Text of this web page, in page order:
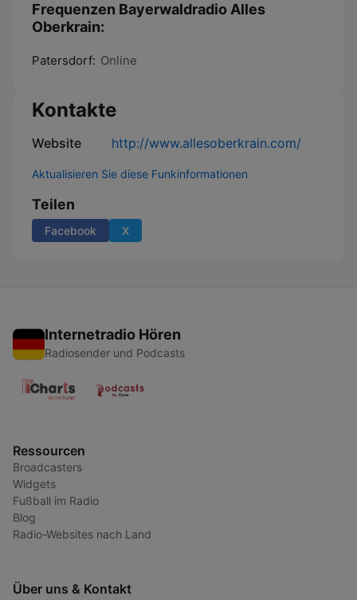
Frequenzen Bayerwaldradio Alles
Oberkrain:
Patersdorf: Online
Kontakte
Website http://www.allesoberkrain.com/
Aktualisieren Sie diese Funkinformationen
Teilen
Facebook X
Internetradio Hören
Radiosender und Podcasts
Ressourcen
Broadcasters
Widgets
Fußball im Radio
Blog
Radio-Websites nach Land
Über uns & Kontakt